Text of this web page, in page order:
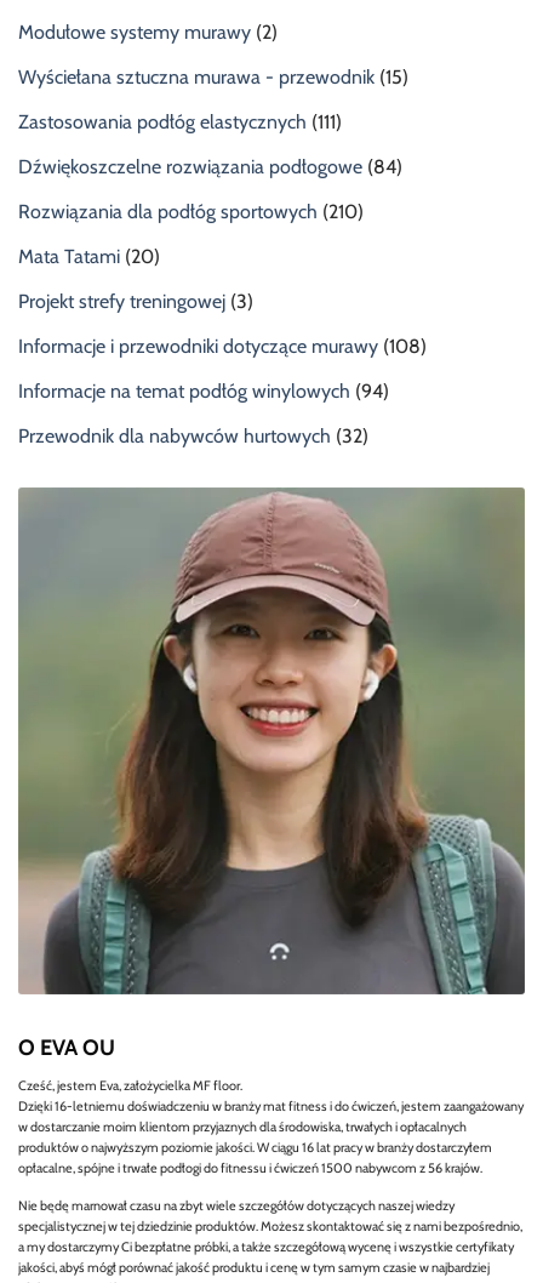
Modułowe systemy murawy (2)
Wyściełana sztuczna murawa - przewodnik (15)
Zastosowania podłóg elastycznych (111)
Dźwiękoszczelne rozwiązania podłogowe (84)
Rozwiązania dla podłóg sportowych (210)
Mata Tatami (20)
Projekt strefy treningowej (3)
Informacje i przewodniki dotyczące murawy (108)
Informacje na temat podłóg winylowych (94)
Przewodnik dla nabywców hurtowych (32)
O EVA OU
Cześć, jestem Eva, założycielka MF floor.
Dzięki 16-letniemu doświadczeniu w branży mat fitness i do ćwiczeń, jestem zaangażowany
w dostarczanie moim klientom przyjaznych dla środowiska, trwałych i opłacalnych
produktów o najwyższym poziomie jakości. W ciągu 16 lat pracy w branży dostarczyłem
opłacalne, spójne i trwałe podłogi do fitnessu i ćwiczeń 1500 nabywcom z 56 krajów.
Nie będę marnował czasu na zbyt wiele szczegółów dotyczących naszej wiedzy
specjalistycznej w tej dziedzinie produktów. Możesz skontaktować się z nami bezpośrednio,
a my dostarczymy Ci bezpłatne próbki, a także szczegółową wycenę i wszystkie certyfikaty
jakości, abyś mógł porównać jakość produktu i cenę w tym samym czasie w najbardziej